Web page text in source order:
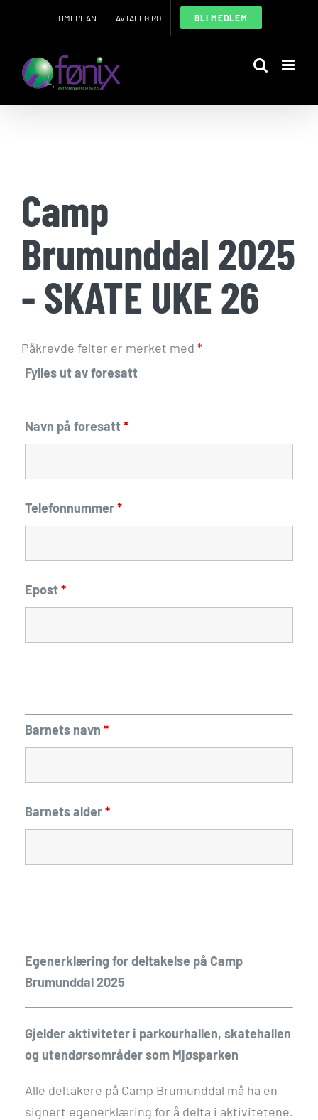
TIMEPLAN AVTALEGIRO BLI MEDLEM
Camp
Brumunddal 2025
- SKATE UKE 26
Påkrevde felter er merket med *
Fylles ut av foresatt
Navn på foresatt*
Telefonnummer*
Epost*
Barnets navn *
Barnets alder*
Egenerklæring for deltakelse på Camp
Brumunddal 2025
Gjelder aktiviteter i parkourhallen, skatehallen
og utendørsområder som Mjøsparken
Alle deltakere på Camp Brumunddal må ha en
signert egenerklæring for å delta i aktivitetene.